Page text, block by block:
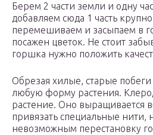
Берем 2 части земли и одну
добавляем сюда 1 часть
перемешиваем и засыпаем в
посажен цветок. Не стоит
горшка нужно положить
Обрезая хилые, старые
любую форму растения.
растение. Оно выращивается
привязать специальные нити,
невозможным перестановку